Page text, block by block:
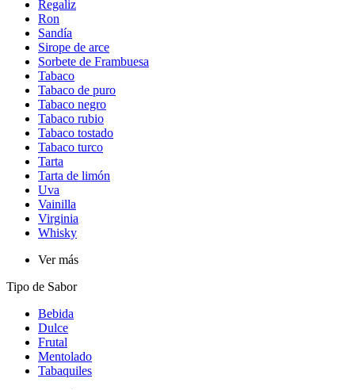
Regaliz
Ron
Sandía
Sirope de arce
Sorbete de Frambuesa
Tabaco
Tabaco de puro
Tabaco negro
Tabaco rubio
Tabaco tostado
Tabaco turco
Tarta
Tarta de limón
Uva
Vainilla
Virginia
Whisky
Ver más
Tipo de Sabor​
Bebida
Dulce
Frutal
Mentolado
Tabaquiles